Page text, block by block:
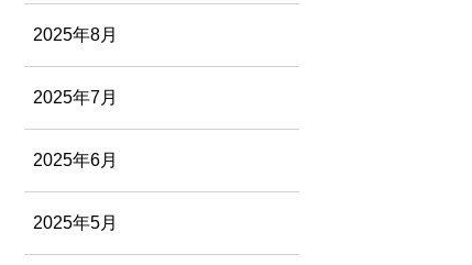
2025年8月
2025年7月
2025年6月
2025年5月